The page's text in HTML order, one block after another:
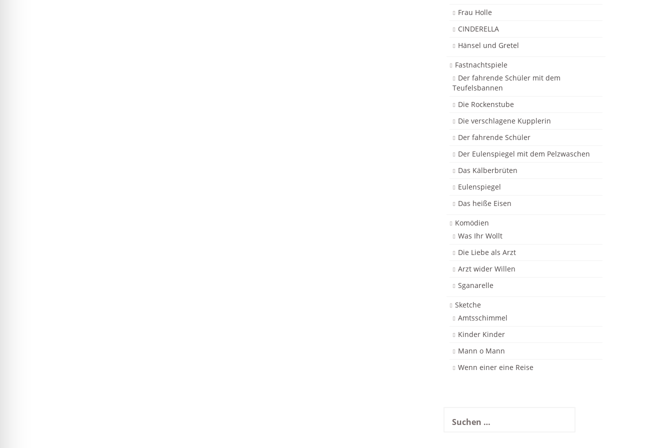
Frau Holle
CINDERELLA
Hänsel und Gretel
Fastnachtspiele
Der fahrende Schüler mit dem
Teufelsbannen
Die Rockenstube
Die verschlagene Kupplerin
Der fahrende Schüler
Der Eulenspiegel mit dem Pelzwaschen
Das Kälberbrüten
Eulenspiegel
Das heiße Eisen
Komödien
Was Ihr Wollt
Die Liebe als Arzt
Arzt wider Willen
Sganarelle
Sketche
Amtsschimmel
Kinder Kinder
Mann o Mann
Wenn einer eine Reise
nach: